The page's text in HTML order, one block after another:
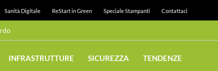
Sanità Digitale ReStart in Green Speciale Stampanti Contattaci
INFRASTRUTTURE SICUREZZA TENDENZE